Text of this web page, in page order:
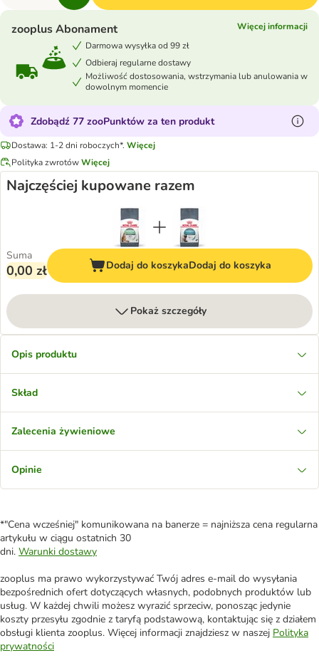
zooplus Abonament
Więcej informacji
Darmowa wysyłka od 99 zł
Odbieraj regularne dostawy
Możliwość dostosowania, wstrzymania lub anulowania w
dowolnym momencie
Zdobądź 77 zooPunktów za ten produkt
Dostawa: 1-2 dni roboczych*. Więcej
Polityka zwrotówWięcej
Najczęściej kupowane razem
Suma
0,00 zł Dodaj do koszykaDodaj do koszyka
Pokaż szczegóły
Opis produktu
Skład
Zalecenia żywieniowe
Opinie
*"Cena wcześniej" komunikowana na banerze = najniższa cena regularna
artykułu w ciągu ostatnich 30
dni. Warunki dostawy
zooplus ma prawo wykorzystywać Twój adres e-mail do wysyłania
bezpośrednich ofert dotyczących własnych, podobnych produktów lub
usług. W każdej chwili możesz wyrazić sprzeciw, ponosząc jedynie
koszty przesyłu zgodnie z taryfą podstawową, kontaktując się z działem
obsługi klienta zooplus. Więcej informacji znajdziesz w naszej Polityka
prywatności